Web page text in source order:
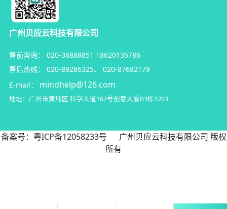
广州贝应云科技有限公司
售前咨询： 020-36888851 18620135786
售后热线：
020-89286325、 020-87682179
E-mail：
mindhelp@126.com
地址：广州市黄埔区 科学大道162号创意大厦B3栋1203
备案号： 粤ICP备12058233号 广州贝应云科技有限公司 版权
所有